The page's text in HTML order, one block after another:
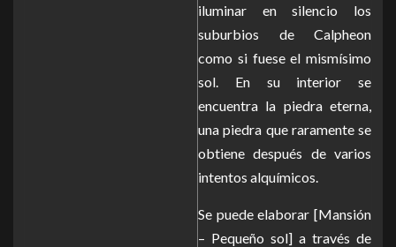
iluminar en silencio los
suburbios de Calpheon
como si fuese el mismísimo
sol. En su interior se
encuentra la piedra eterna,
una piedra que raramente se
obtiene después de varios
intentos alquímicos.
Se puede elaborar [Mansión
– Pequeño sol] a través de